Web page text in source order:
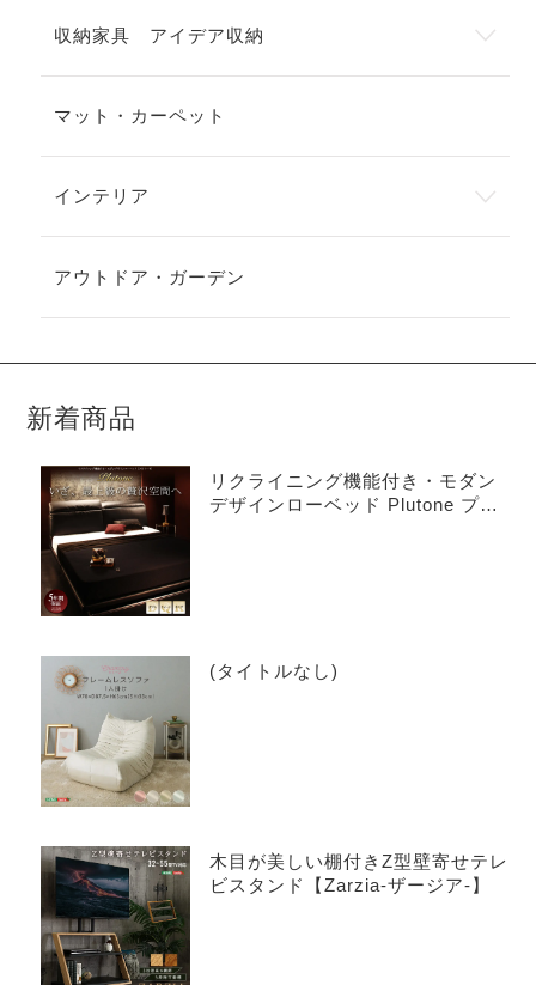
収納家具 アイデア収納
マット・カーペット
インテリア
アウトドア・ガーデン
新着商品
リクライニング機能付き・モダン
デザインローベッド Plutone プル
(タイトルなし)
木目が美しい棚付きZ型壁寄せテレ
ビスタンド【Zarzia-ザージア-】